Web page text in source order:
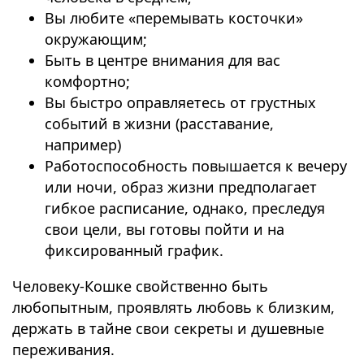
Вы любите «перемывать косточки»
окружающим;
Быть в центре внимания для вас
комфортно;
Вы быстро оправляетесь от грустных
событий в жизни (расставание,
например)
Работоспособность повышается к вечеру
или ночи, образ жизни предполагает
гибкое расписание, однако, преследуя
свои цели, вы готовы пойти и на
фиксированный график.
Человеку-Кошке свойственно быть
любопытным, проявлять любовь к близким,
держать в тайне свои секреты и душевные
переживания.